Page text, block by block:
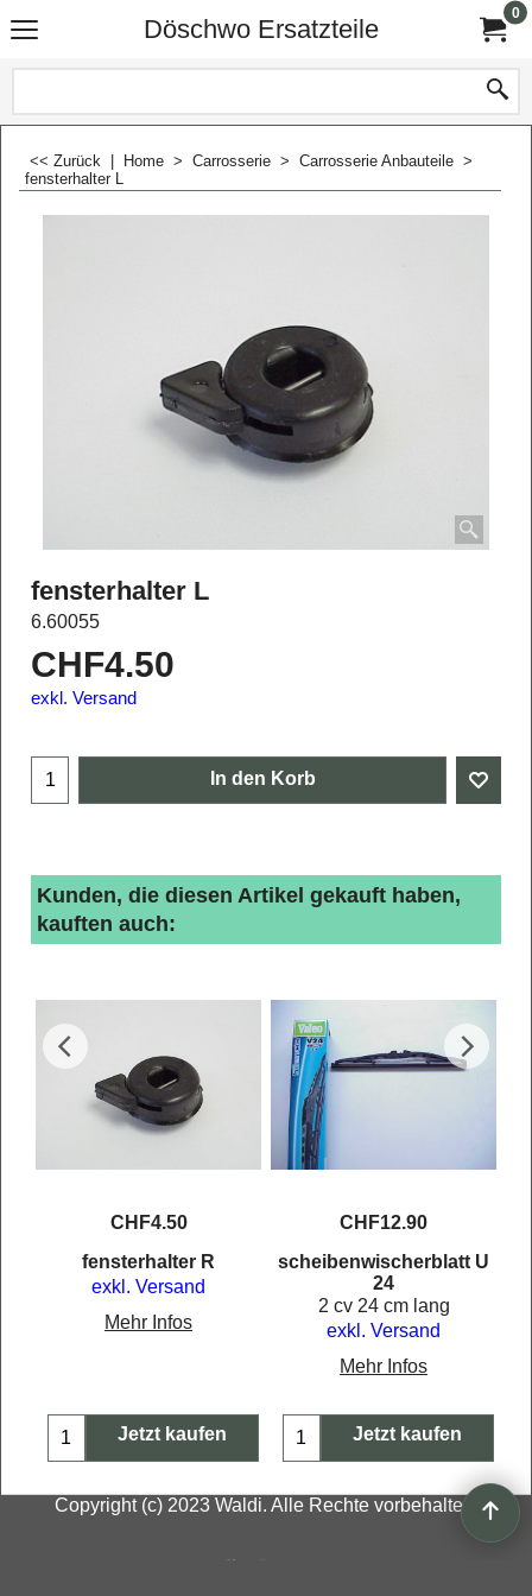
Döschwo Ersatzteile
0
<< Zurück Home > Carrosserie > Carrosserie Anbauteile >
fensterhalter L
fensterhalter L
6.60055
CHF4.50
exkl. Versand
In den Korb
Kunden, die diesen Artikel gekauft haben,
kauften auch:
CHF4.50
fensterhalter R
exkl. Versand
Mehr Infos
Jetzt kaufen
CHF12.90
scheibenwischerblatt U
24
2 cv 24 cm lang
exkl. Versand
Mehr Infos
Jetzt kaufen
Copyright (c) 2023 Waldi. Alle Rechte vorbehalten.